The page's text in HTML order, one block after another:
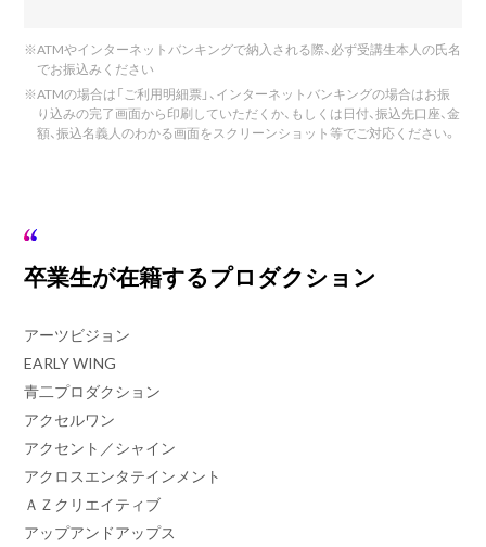
※ATMやインターネットバンキングで納入される際、必ず受講生本人の氏名
でお振込みください
※ATMの場合は「ご利用明細票」、インターネットバンキングの場合はお振
り込みの完了画面から印刷していただくか、もしくは日付、振込先口座、金
額、振込名義人のわかる画面をスクリーンショット等でご対応ください。
卒業生が在籍するプロダクション
アーツビジョン
EARLY WING
青二プロダクション
アクセルワン
アクセント／シャイン
アクロスエンタテインメント
ＡＺクリエイティブ
アップアンドアップス